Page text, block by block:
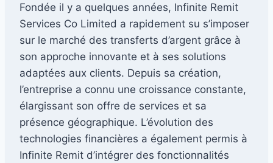
Fondée il y a quelques années, Infinite Remit
Services Co Limited a rapidement su s’imposer
sur le marché des transferts d’argent grâce à
son approche innovante et à ses solutions
adaptées aux clients. Depuis sa création,
l’entreprise a connu une croissance constante,
élargissant son offre de services et sa
présence géographique. L’évolution des
technologies financières a également permis à
Infinite Remit d’intégrer des fonctionnalités